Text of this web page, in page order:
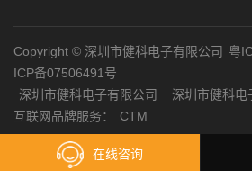
Copyright © 深圳市健科电子有限公司 粤
ICP备07506491号
深圳市健科电子有限公司
深圳市健科电
互联网品牌服务：
CTM
在线咨询